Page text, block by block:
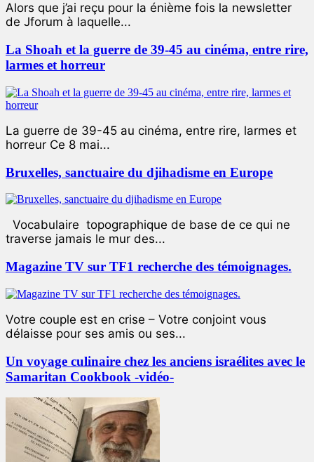
Alors que j’ai reçu pour la énième fois la newsletter
de Jforum à laquelle...
La Shoah et la guerre de 39-45 au cinéma, entre rire,
larmes et horreur
La guerre de 39-45 au cinéma, entre rire, larmes et
horreur Ce 8 mai...
Bruxelles, sanctuaire du djihadisme en Europe
Vocabulaire topographique de base de ce qui ne
traverse jamais le mur des...
Magazine TV sur TF1 recherche des témoignages.
Votre couple est en crise – Votre conjoint vous
délaisse pour ses amis ou ses...
Un voyage culinaire chez les anciens israélites avec le
Samaritan Cookbook -vidéo-